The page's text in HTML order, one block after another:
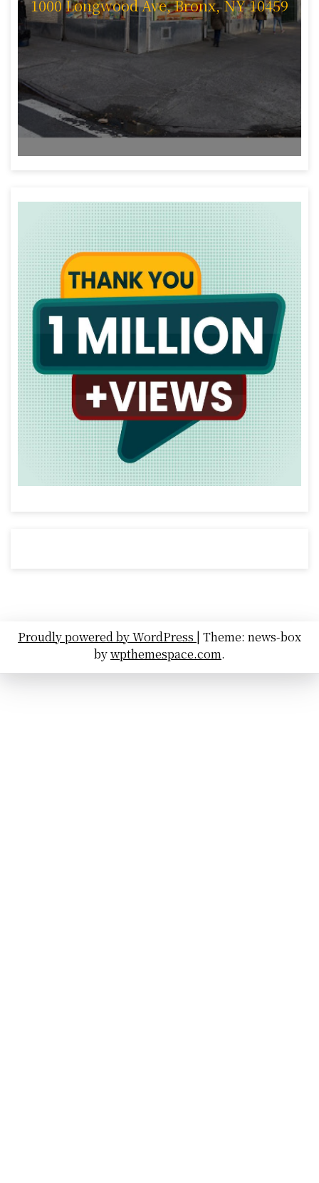
1000 Longwood Ave, Bronx, NY 10459
Proudly powered by WordPress | Theme: news-box
bywpthemespace.com.